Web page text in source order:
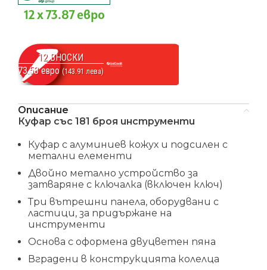
12 x 73.87 евро
12 ВНОСКИ
73.58 евро(143.91 лева)
Описание
Куфар със 181 броя инструменти
Куфар с алуминиев кожух и подсилен с
метални елементи
Двойно метално устройство за
затваряне с ключалка (включен ключ)
Три вътрешни панела, оборудвани с
ластици, за придържане на
инструменти
Основа с оформена двуцветен пяна
Вградени в конструкцията колелца